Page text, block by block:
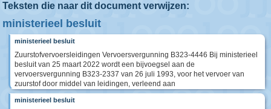
Teksten die naar dit document verwijzen:
ministerieel besluit
ministerieel besluit
Zuurstofvervoersleidingen Vervoersvergunning B323-4446 Bij ministerieel
besluit van 25 maart 2022 wordt een bijvoegsel aan de
vervoersvergunning B323-2337 van 26 juli 1993, voor het vervoer van
zuurstof door middel van leidingen, verleend aan
ministerieel besluit